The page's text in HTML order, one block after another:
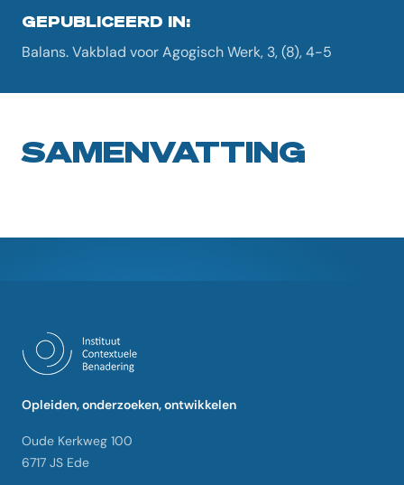
GEPUBLICEERD IN:
Balans. Vakblad voor Agogisch Werk, 3, (8), 4-5
SAMENVATTING
Opleiden, onderzoeken, ontwikkelen
Oude Kerkweg 100
6717 JS Ede